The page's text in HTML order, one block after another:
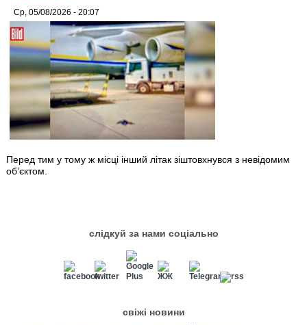
Ср, 05/08/2026 - 20:07
Перед тим у тому ж місці інший літак зіштовхнувся з невідомим
об’єктом.
слідкуй за нами соціально
свіжі новини